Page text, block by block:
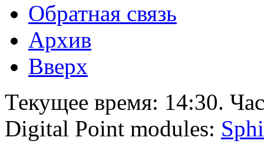
Обратная связь
Архив
Вверх
Текущее время: 14:30.
Digital Point modules: